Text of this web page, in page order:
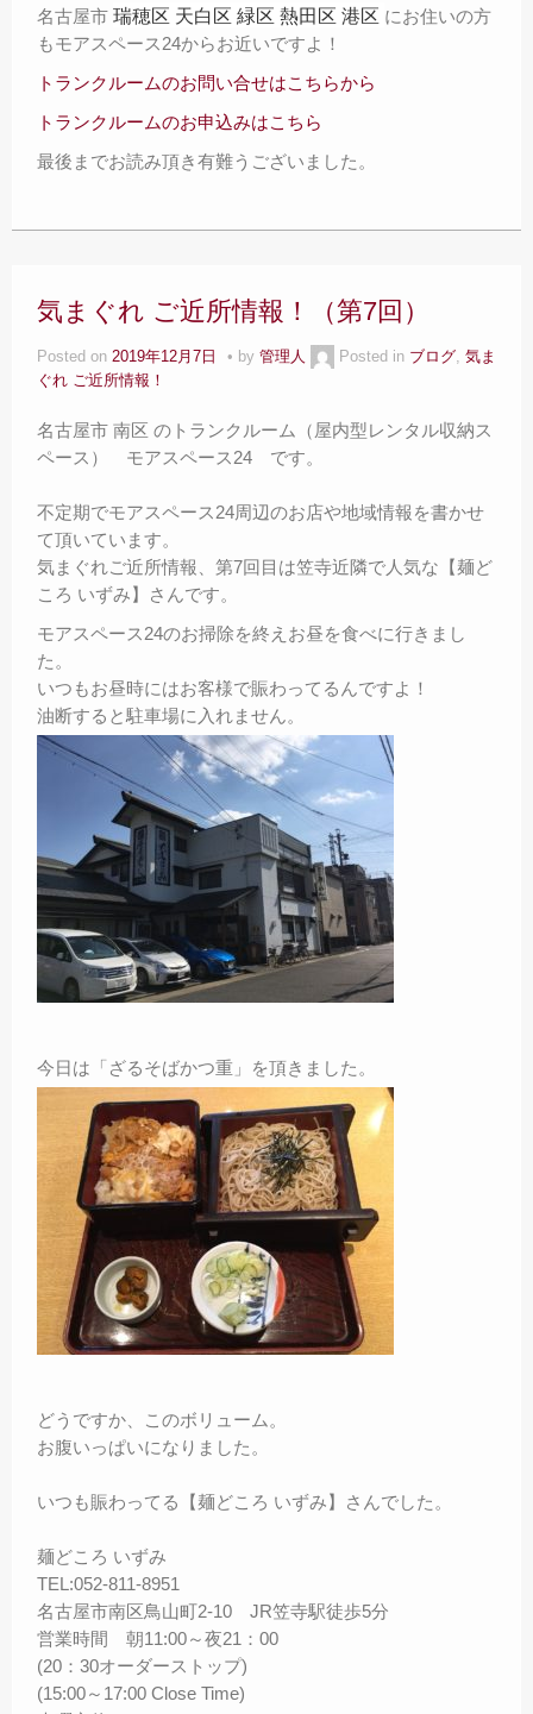
名古屋市 瑞穂区 天白区 緑区 熱田区 港区 にお住いの方
もモアスペース24からお近いですよ！
トランクルームのお問い合せはこちらから
トランクルームのお申込みはこちら
最後までお読み頂き有難うございました。
気まぐれ ご近所情報！（第7回）
Posted on 2019年12月7日 by 管理人 Posted in ブログ 気ま
ぐれ ご近所情報！
名古屋市 南区 のトランクルーム（屋内型レンタル収納ス
ペース） モアスペース24 です。
不定期でモアスペース24周辺のお店や地域情報を書かせ
て頂いています。
気まぐれご近所情報、第7回目は笠寺近隣で人気な【麺ど
ころ いずみ】さんです。
モアスペース24のお掃除を終えお昼を食べに行きまし
た。
いつもお昼時にはお客様で賑わってるんですよ！
油断すると駐車場に入れません。
今日は「ざるそばかつ重」を頂きました。
どうですか、このボリューム。
お腹いっぱいになりました。
いつも賑わってる【麺どころ いずみ】さんでした。
麺どころ いずみ
TEL:052-811-8951
名古屋市南区鳥山町2-10 JR笠寺駅徒歩5分
営業時間 朝11:00～夜21：00
(20：30オーダーストップ)
(15:00～17:00 Close Time)